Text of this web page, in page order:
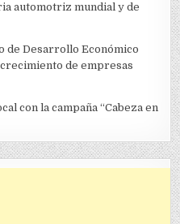
automotriz mundial y de
de Desarrollo Económico
de empresas
con la campaña “Cabeza en